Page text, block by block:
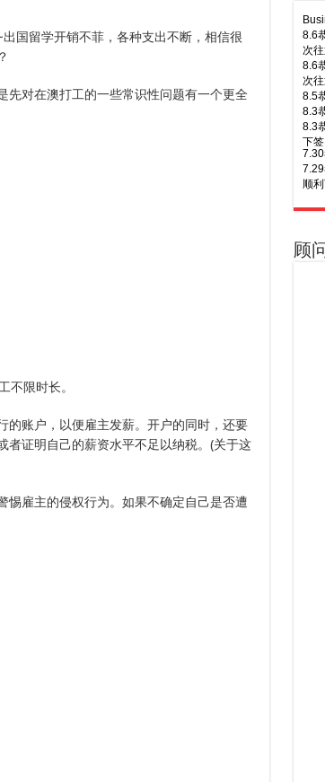
国留学开销不菲，各种支出不断，相信很
先对在澳打工的一些常识性问题有一个更全
不限时长。
的账户，以便雇主发薪。开户的同时，还要
者证明自己的薪资水平不足以纳税。(关于这
惕雇主的侵权行为。如果不确定自己是否遭
8.6
顺
of
下
签！
顾